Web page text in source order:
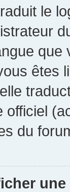
le
êtes
du